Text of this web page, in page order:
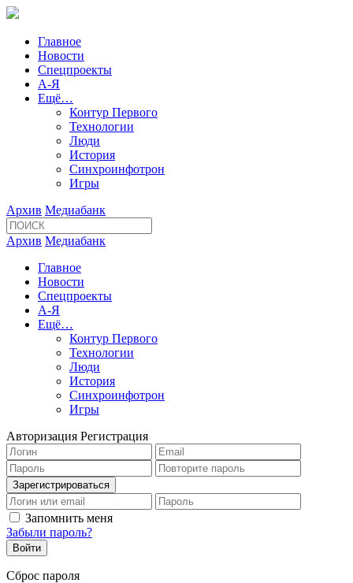
Главное
Новости
Спецпроекты
А-Я
Ещё…
Контур Первого
Технологии
Люди
История
Синхроинфотрон
Игры
Архив Медиабанк
Архив Медиабанк
Главное
Новости
Спецпроекты
А-Я
Ещё…
Контур Первого
Технологии
Люди
История
Синхроинфотрон
Игры
Авторизация Регистрация
Запомнить меня
Забыли пароль?
Сброс пароля